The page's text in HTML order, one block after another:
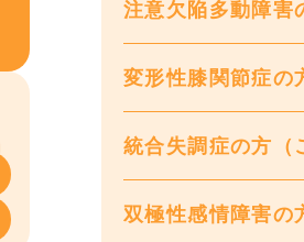
注意欠陥多動障
変形性膝関節症の
統合失調症の方
双極性感情障害の